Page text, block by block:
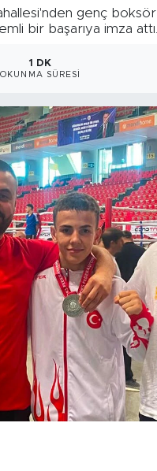
genç
bir başarıya imza attı.
1 DK
OKUNMA SÜRESI